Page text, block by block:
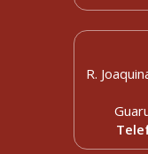
R.